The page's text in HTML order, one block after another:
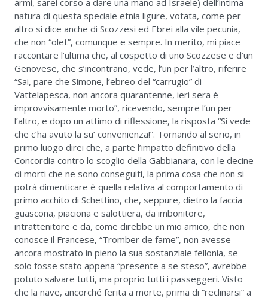
armi, sarei corso a dare una mano ad Israele) dell’intima
natura di questa speciale etnia ligure, votata, come per
altro si dice anche di Scozzesi ed Ebrei alla vile pecunia,
che non “olet”, comunque e sempre. In merito, mi piace
raccontare l’ultima che, al cospetto di uno Scozzese e d’un
Genovese, che s’incontrano, vede, l’un per l’altro, riferire
“Sai, pare che Simone, l’ebreo del “carrugio” di
Vattelapesca, non ancora quarantenne, ieri sera è
improvvisamente morto”, ricevendo, sempre l’un per
l’altro, e dopo un attimo di riflessione, la risposta “Si vede
che c’ha avuto la su’ convenienza!”. Tornando al serio, in
primo luogo direi che, a parte l’impatto definitivo della
Concordia contro lo scoglio della Gabbianara, con le decine
di morti che ne sono conseguiti, la prima cosa che non si
potrà dimenticare è quella relativa al comportamento di
primo acchito di Schettino, che, seppure, dietro la faccia
guascona, piaciona e salottiera, da imbonitore,
intrattenitore e da, come direbbe un mio amico, che non
conosce il Francese, “Tromber de fame”, non avesse
ancora mostrato in pieno la sua sostanziale fellonia, se
solo fosse stato appena “presente a se steso”, avrebbe
potuto salvare tutti, ma proprio tutti i passeggeri. Visto
che la nave, ancorché ferita a morte, prima di “reclinarsi” a